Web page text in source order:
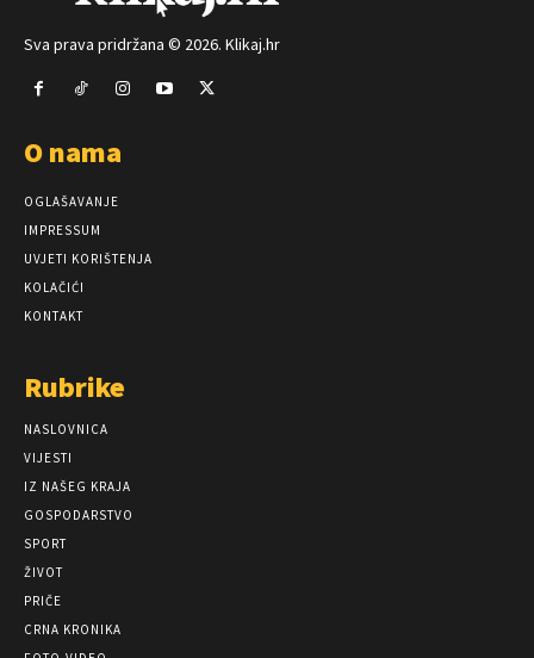
Sva prava pridržana © 2026. Klikaj.hr
O nama
OGLAŠAVANJE
IMPRESSUM
UVJETI KORIŠTENJA
KOLAČIĆI
KONTAKT
Rubrike
NASLOVNICA
VIJESTI
IZ NAŠEG KRAJA
GOSPODARSTVO
SPORT
ŽIVOT
PRIČE
CRNA KRONIKA